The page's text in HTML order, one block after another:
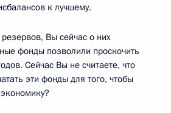
к лучшему.
резервов, Вы сейчас о них
фонды позволили проскочить
Сейчас Вы не считаете, что
эти фонды для того, чтобы